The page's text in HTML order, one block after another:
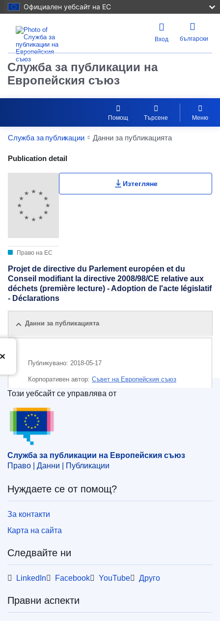
Официален уебсайт на ЕС
Вход български
Служба за публикации на
Европейския съюз
Помощ Търсене Меню
Служба за публикации Данни за публикацията
Publication Detail Actions Portlet
Publication detail
Право на ЕС
Изтегляне
Projet de directive du Parlement européen et du
Conseil modifiant la directive 2008/98/CE relative aux
déchets (première lecture) - Adoption de l'acte législatif
- Déclarations
Данни за публикацията
Публикувано: 2018-05-17
Корпоративен aвтор: Съвет на Европейския съюз
IMMC : ST 8502 2018 ADD 1 REV 2
Служба за публикации на Европейския съюз
Този уебсайт се управлява от
Служба за публикации на Европейския съюз
Право | Данни | Публикации
Нуждаете се от помощ?
За контакти
Карта на сайта
Следвайте ни
LinkedIn Facebook YouTube Друго
Правни аспекти